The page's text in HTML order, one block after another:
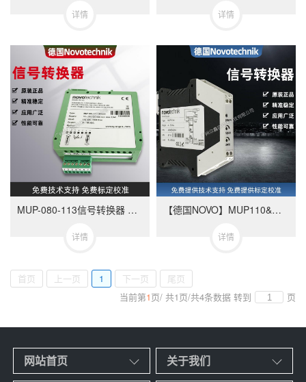
详情 详情
MUP-080-113信号转换器 德国NOVOTECHNIK品牌 与电位计产品相配合使用
详情
【德国NOVO】MUP110&MUP160 Novotechnik信号转换器
详情
首页 上一页 1 下一页
尾页
当前第1页/ 共1页/共4条数据 转到 页
网站首页 关于我们